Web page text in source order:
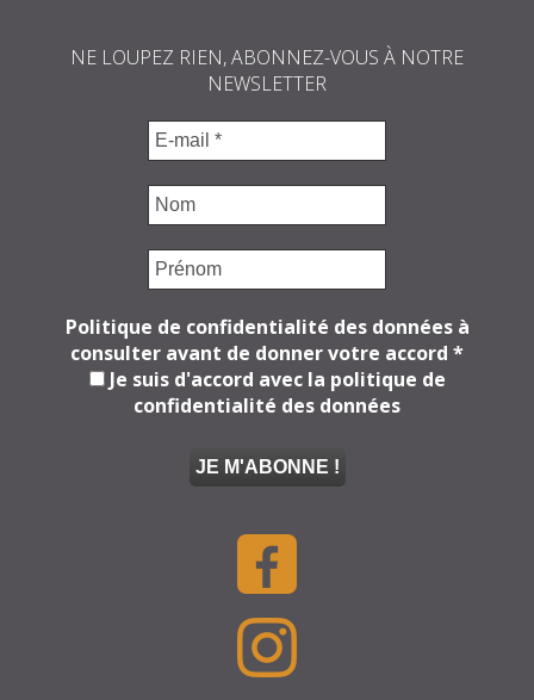
NE LOUPEZ RIEN, ABONNEZ-VOUS À NOTRE
NEWSLETTER
Politique de confidentialité des données à
consulter avant de donner votre accord *
Je suis d'accord avec la politique de
confidentialité des données